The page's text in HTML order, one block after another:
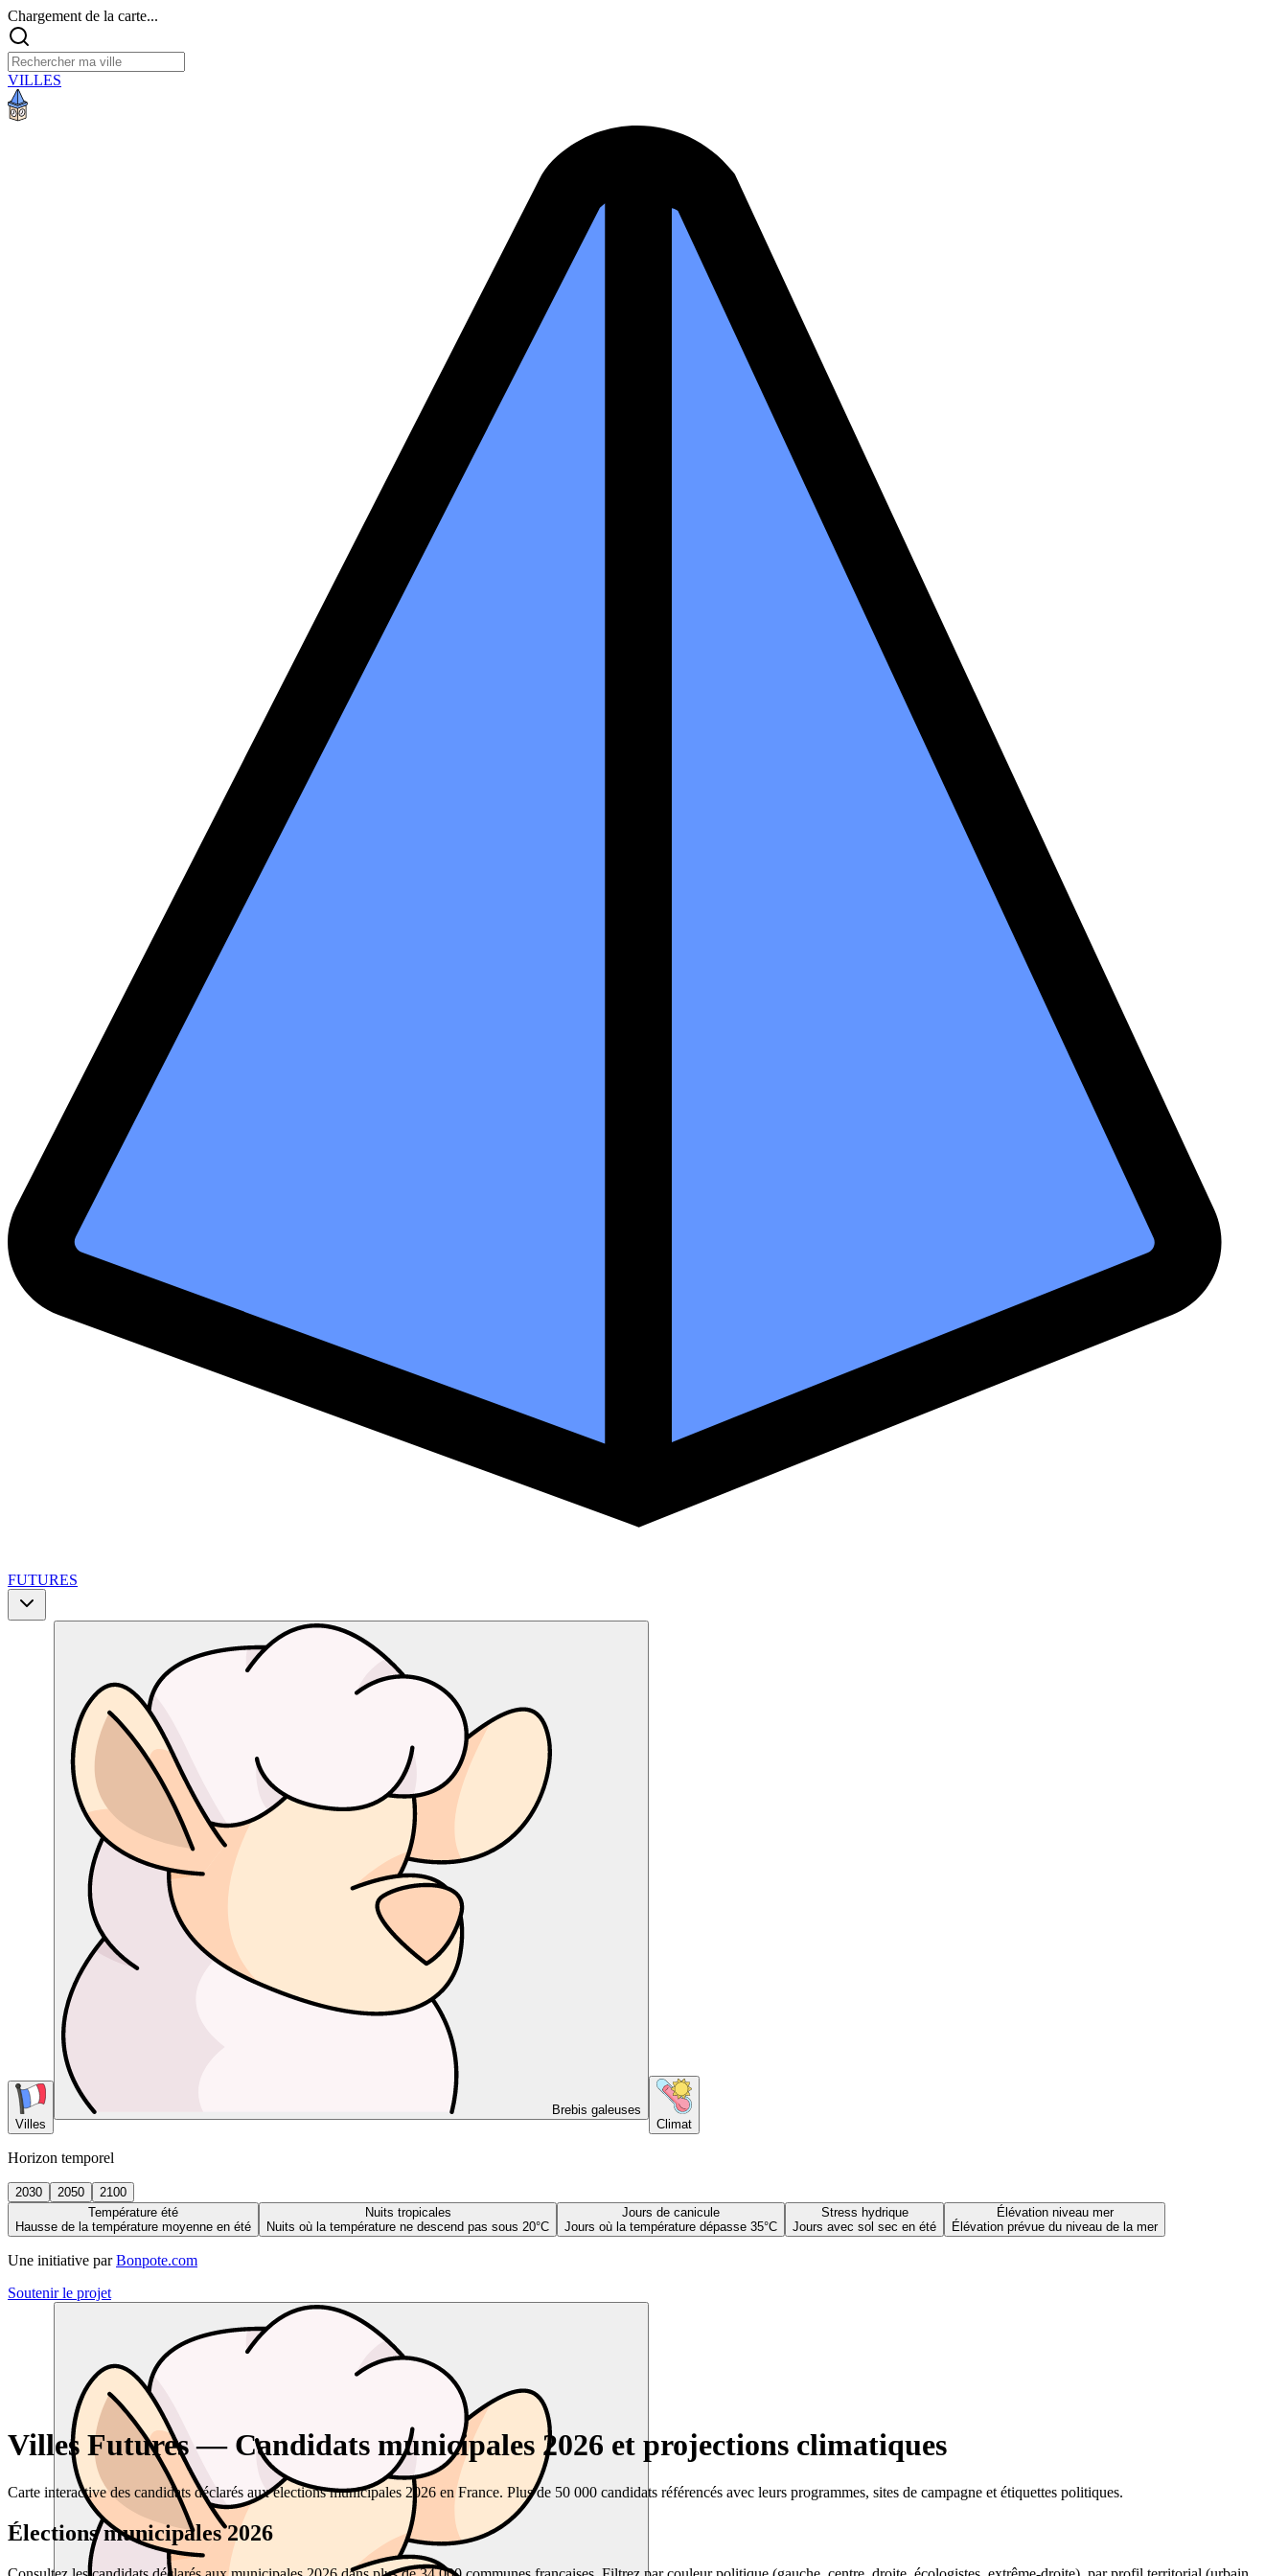
Chargement de la carte...
VILLES
FUTURES
Villes
Brebis galeuses
Climat
Horizon temporel
2030 2050
2100
Température été
Hausse de la température moyenne en été
Nuits tropicales
Nuits où la température ne descend pas sous 20°C
Jours de canicule
Jours où la température dépasse 35°C
Stress hydrique
Jours avec sol sec en été
Élévation niveau mer
Élévation prévue du niveau de la mer
Une initiative par Bonpote.com
Soutenir le projet
Villes Futures — Candidats municipales 2026 et projections climatiques
Carte interactive des candidats déclarés aux élections municipales 2026 en France. Plus de 50 000 candidats référencés avec leurs programmes, sites de campagne et étiquettes politiques.
Élections municipales 2026